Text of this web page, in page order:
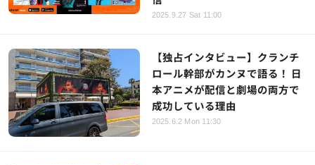
2025.9.27 Sat 11:00
【独占インタビュー】クランチ
ロール幹部がカンヌで語る！ 日
本アニメが配信と劇場の両方で
成功している理由
2025.6.2 Mon 11:30